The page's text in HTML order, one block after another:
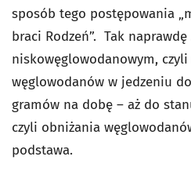
sposób tego postępowania
braci Rodzeń”. Tak
niskowęglowodanowym,
węglowodanów w jedzeniu
gramów na dobę – aż do
czyli obniżania
podstawa.